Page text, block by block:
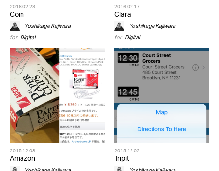
2016.02.23
Coin
Yoshikage Kajiwara
for Digital
2016.02.17
Clara
Yoshikage Kajiwara
for Digital
2015.12.08
Amazon
2015.12.02
Tripit